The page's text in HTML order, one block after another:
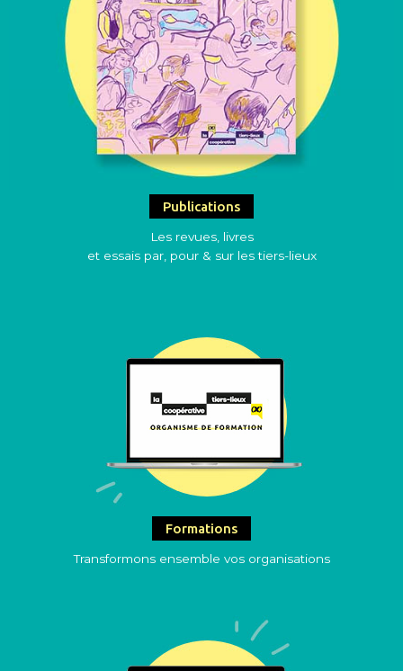
Publications
Les revues, livres
et essais par, pour & sur les tiers-lieux
Formations
Transformons ensemble vos organisations